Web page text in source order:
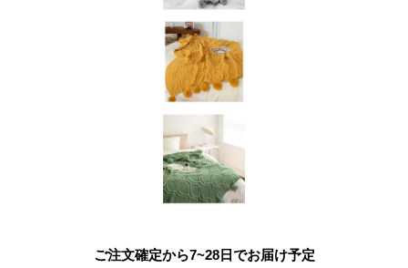
ご注文確定から7~28日でお届け予定